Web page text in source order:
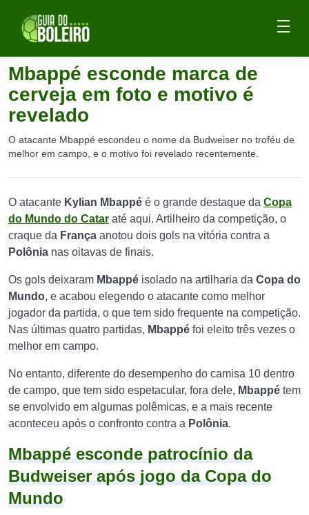
Mbappé esconde marca de
cerveja em foto e motivo é
revelado
O atacante Mbappé escondeu o nome da Budweiser no troféu de
melhor em campo, e o motivo foi revelado recentemente.
O atacante Kylian Mbappé é o grande destaque da Copa
do Mundo do Catar até aqui. Artilheiro da competição, o
craque da França anotou dois gols na vitória contra a
Polônia nas oitavas de finais.
Os gols deixaram Mbappé isolado na artilharia da Copa do
Mundo, e acabou elegendo o atacante como melhor
jogador da partida, o que tem sido frequente na competição.
Nas últimas quatro partidas, Mbappé foi eleito três vezes o
melhor em campo.
No entanto, diferente do desempenho do camisa 10 dentro
de campo, que tem sido espetacular, fora dele, Mbappé tem
se envolvido em algumas polêmicas, e a mais recente
aconteceu após o confronto contra a Polônia.
Mbappé esconde patrocínio da
Budweiser após jogo da Copa do
Mundo